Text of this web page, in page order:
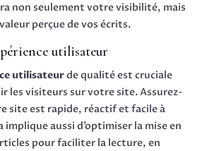
non seulement votre visibilité, mais
perçue de vos écrits.
utilisateur
utilisateurde qualité est cruciale
les visiteurs sur votre site. Assurez-
site est rapide, réactif et facile à
implique aussi d’optimiser la mise en
pour faciliter la lecture, en